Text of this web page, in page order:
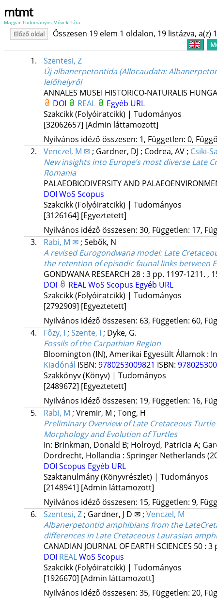
mtmt
Magyar Tudományos Művek Tára
Előző oldal Összesen 19 elem 1 oldalon, 19 listázva, a(z)
1.
Szentesi, Z
Új albanerpetontida (Allocaudata:
lelőhelyről
ANNALES MUSEI HISTORICO-NATURALIS
DOI
REAL
Egyéb URL
Szakcikk (Folyóiratcikk) | Tudományos
[32062657] [Admin láttamozott]
Nyilvános idéző összesen: 1, Független: 0,
2.
Venczel, M ✉; Gardner, DJ ; Codrea, AV; Csiki-
New insights into Europe’s most diverse Late
Romania
PALAEOBIODIVERSITY AND
DOI WoS Scopus
Szakcikk (Folyóiratcikk) | Tudományos
[3126164] [Egyeztetett]
Nyilvános idéző összesen: 30, Független: 17,
3.
Rabi, M ✉; Sebők, N
A revised Eurogondwana model: Late
the retention of episodic faunal links between
GONDWANA RESEARCH 28: 3 pp. 1197-1211. ,
DOI
REALWoS Scopus Egyéb URL
Szakcikk (Folyóiratcikk) | Tudományos
[2792909] [Egyeztetett]
Nyilvános idéző összesen: 63, Független: 60,
4.
Főzy, I ; Szente, I ; Dyke, G.
Fossils of the Carpathian Region
Bloomington (IN), Amerikai Egyesült Államok :
Kiadónál ISBN: 9780253009821 ISBN:
Szakkönyv (Könyv) | Tudományos
[2489672] [Egyeztetett]
Nyilvános idéző összesen: 19, Független: 16,
5.
Rabi, M ; Vremir, M ; Tong, H
Preliminary Overview of Late Cretaceous
Morphology and Evolution of Turtles
In: Brinkman, Donald B; Holroyd, Patricia A;
Dordrecht, Hollandia : Springer Netherlands
DOI Scopus Egyéb URL
Szaktanulmány (Könyvrészlet) | Tudományos
[2148941] [Admin láttamozott]
Nyilvános idéző összesen: 15, Független: 9,
6.
Szentesi, Z; Gardner, J D ✉; Venczel, M
Albanerpetontid amphibians from the
differences in Late Cretaceous Laurasian
CANADIAN JOURNAL OF EARTH SCIENCES 50: 3
DOI REALWoS Scopus
Szakcikk (Folyóiratcikk) | Tudományos
[1926670] [Admin láttamozott]
Nyilvános idéző összesen: 35, Független: 20,